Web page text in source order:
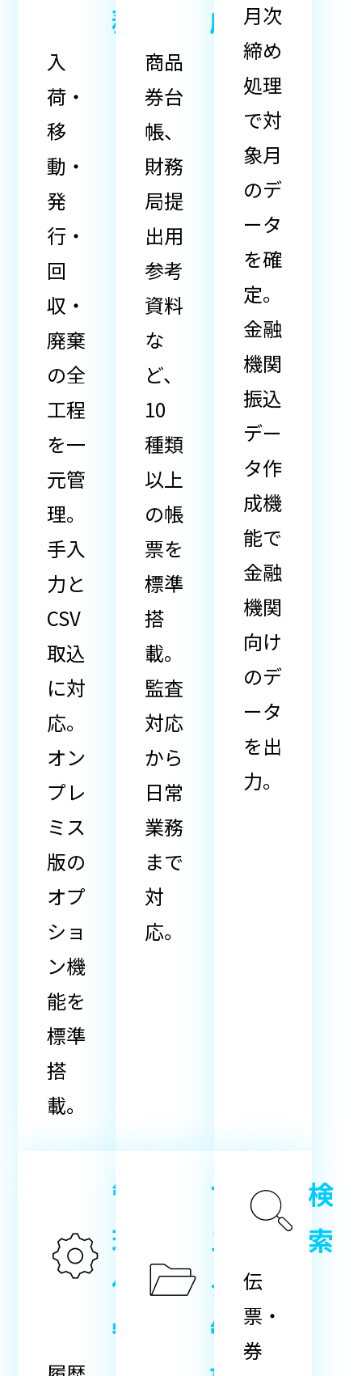
務
入
荷・
移
動・
発
行・
回
収・
廃棄
の全
工程
を一
元管
理。
手入
力と
CSV
取込
に対
応。
オン
プレ
ミス
版の
オプ
ショ
ン機
能を
標準
搭
載。
成
商品
券台
帳、
財務
局提
出用
参考
資料
な
ど、
10
種類
以上
の帳
票を
標準
搭
載。
監査
対応
から
日常
業務
まで
対
応。
月次
締め
処理
で対
象月
のデ
ータ
を確
定。
金融
機関
振込
デー
タ作
成機
能で
金融
機関
向け
のデ
ータ
を出
力。
管
理
保
守
マ
ス
タ
管
検
索
伝
票・
券